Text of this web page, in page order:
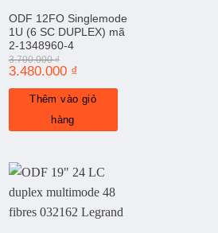
ODF 12FO Singlemode
1U (6 SC DUPLEX) mã
2-1348960-4
3.700.000₫
Giá
là:
3.700.000 ₫.
3.480.000 ₫
tại
là:
Thêm vào giỏ
hàng